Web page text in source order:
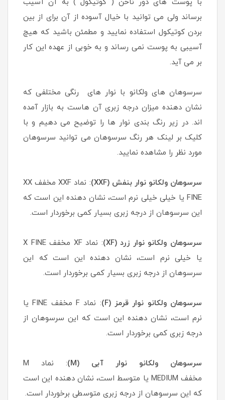
با پوست های دور ناخن ( کوتیکول ) به آن آسیب
برساند ولی می توانید با خیال آسوده از آن برای از بین
بردن کوتیکول استفاده نمایید و مطمئن باشید که هیچ
آسیبی به پوست نمی رساند و به خوبی از عهده این کار
بر می آید.
سرسوهان های ولکانو با نوار های رنگی مختلفی که
نشان دهنده میزان درجه زبری آن هاست به بازار آمده
اند. در زیر رنگ بندی نوار ها را توضیح می دهیم و با
کلیک بر لینک هر رنگ سرسوهان می توانید سرسوهان
مورد نظر را مشاهده نمایید.
سرسوهان ولکانو نوار بنفش (XXF)
: نماد XXF مخفف XX
FINE یا خیلی خیلی نرم است، نشان دهنده این است که
این سرسوهان از درجه زبری بسیار کمی برخوردار است.
سرسوهان ولکانو نوار زرد (XF)
: نماد XF مخفف X FINE
یا خیلی نرم است، نشان دهنده این است که این
سرسوهان از درجه زبری بسیار کمی برخوردار است.
سرسوهان ولکانو نوار قرمز (F)
: نماد F مخفف FINE یا
نرم است، نشان دهنده این است که این سرسوهان از
درجه زبری کمی برخوردار است.
سرسوهان ولکانو نوار آبی (M)
: نماد M
مخفف MEDIUM یا متوسط است، نشان دهنده این است
که این سرسوهان از درجه زبری متوسطی برخوردار است.